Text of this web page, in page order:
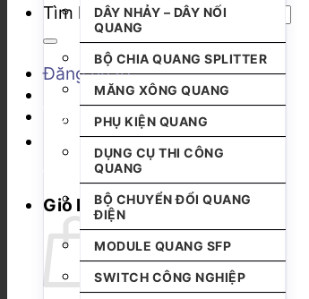
Tìm kiếm:
Đăng nhập
Giỏ hàng
DÂY NHẢY – DÂY NỐI
QUANG
BỘ CHIA QUANG SPLITTER
MĂNG XÔNG QUANG
PHỤ KIỆN QUANG
DỤNG CỤ THI CÔNG
QUANG
BỘ CHUYỂN ĐỔI QUANG
ĐIỆN
MODULE QUANG SFP
SWITCH CÔNG NGHIỆP